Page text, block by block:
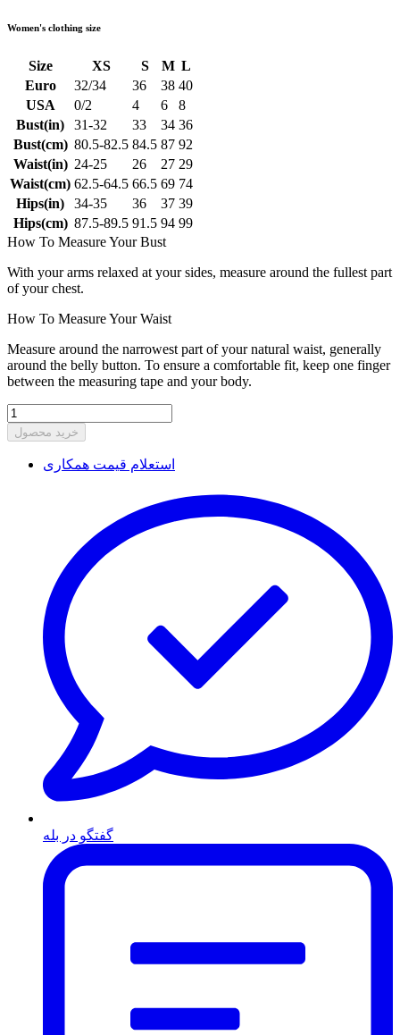
Women's clothing size
Size XS S M L
Euro
32/34 36 38 40
USA
0/2 4 6
8
Bust(in)
31-32 33 34 36
Bust(cm) 80.5-82.5 84.5 87 92
Waist(in) 24-25 26 27 29
Waist(cm) 62.5-64.5 66.5 69 74
Hips(in)
34-35 36 37 39
Hips(cm) 87.5-89.5 91.5 94 99
How To Measure Your Bust
With your arms relaxed at your sides, measure around the fullest part
of your chest.
How To Measure Your Waist
Measure around the narrowest part of your natural waist, generally
around the belly button. To ensure a comfortable fit, keep one finger
between the measuring tape and your body.
خرید محصول
استعلام قیمت همکاری
گفتگو در بله